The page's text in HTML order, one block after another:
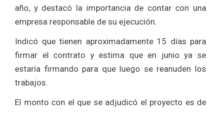
año, y destacó la importancia de contar con una
empresa responsable de su ejecución.
Indicó que tienen aproximadamente 15 días para
firmar el contrato y estima que en junio ya se
estaría firmando para que luego se reanuden los
trabajos.
El monto con el que se adjudicó el proyecto es de